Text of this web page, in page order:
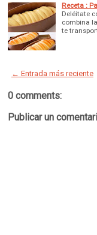
Receta :
Deléitate
combina
te
← Entrada más reciente
0 comments:
Publicar un